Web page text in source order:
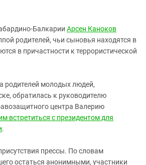
ИНАКОМЫСЛИЕ В ЧЕЧНЕ
ПРЕСЛЕДОВАНИЕ АКТИВИСТОВ
МОБИЛИЗАЦИЯ И ПРОТЕСТЫ
Балкарии Арсен Каноков
родителей, чьи сыновья находятся в
в причастности к террористической
родителей молодых людей,
обратилась к руководителю
центра Валерию
встретиться с президентом для
.
прессы. По словам
остаться анонимными, участники